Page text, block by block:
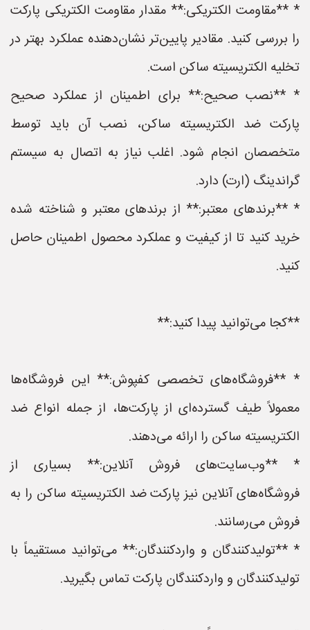
* **مقاومت الکتریکی:** مقدار مقاومت الکتریکی پارکت
را بررسی کنید. مقادیر پایین‌تر نشان‌دهنده عملکرد بهتر در
تخلیه الکتریسیته ساکن است.
* **نصب صحیح:** برای اطمینان از عملکرد صحیح
پارکت ضد الکتریسیته ساکن، نصب آن باید توسط
متخصصان انجام شود. اغلب نیاز به اتصال به سیستم
گراندینگ (ارت) دارد.
* **برندهای معتبر:** از برندهای معتبر و شناخته شده
خرید کنید تا از کیفیت و عملکرد محصول اطمینان حاصل
کنید.
**کجا می‌توانید پیدا کنید:**
* **فروشگاه‌های تخصصی کفپوش:** این فروشگاه‌ها
معمولاً طیف گسترده‌ای از پارکت‌ها، از جمله انواع ضد
الکتریسیته ساکن را ارائه می‌دهند.
* **وب‌سایت‌های فروش آنلاین:** بسیاری از
فروشگاه‌های آنلاین نیز پارکت ضد الکتریسیته ساکن را به
فروش می‌رسانند.
* **تولیدکنندگان و واردکنندگان:** می‌توانید مستقیماً با
تولیدکنندگان و واردکنندگان پارکت تماس بگیرید.